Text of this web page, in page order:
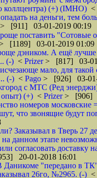
коллцентра) (+) (IMHO) <
на деньги, тем
> [911] 03-01-2019 00:19
поставить "Сотовые
[1189] 03-01-2019 01:09
дэником. А ещё лучше
(-) < Prizer> [817] 03-
мало, для такой
(-) < Pago > [926] 03-01-
с МТС (Ред
(+) < Prizer> [906]
номеров московские
что звонящие будут
Заказывал в Тверь 27
данном этапе
согласовать доставку
20-01-2018 16:01
Даникоме "передано в
26го, №2965. (-) <